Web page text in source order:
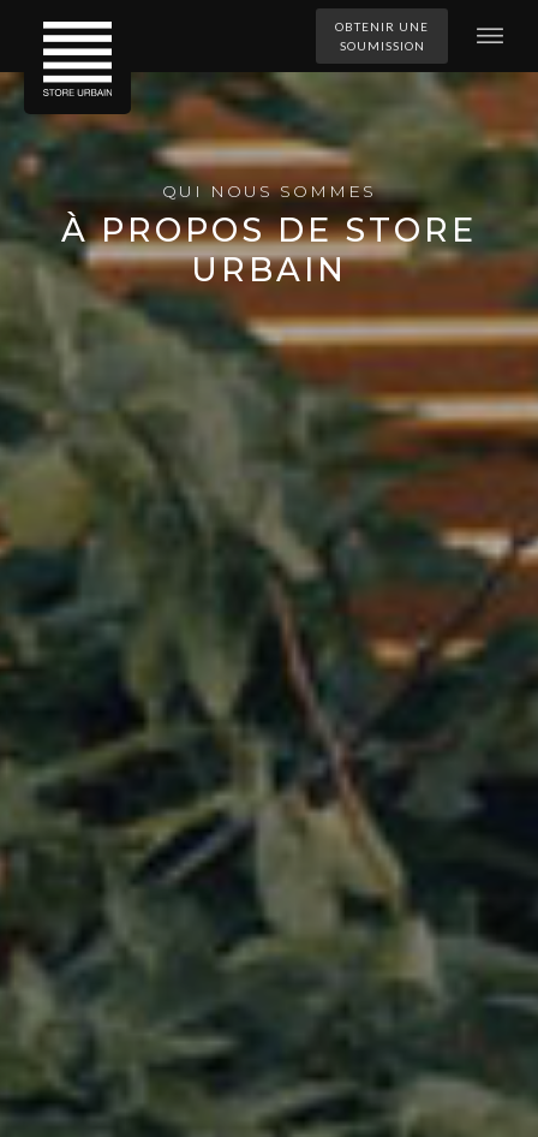
OBTENIR UNE
SOUMISSION
QUI NOUS SOMMES
À PROPOS DE STORE
URBAIN